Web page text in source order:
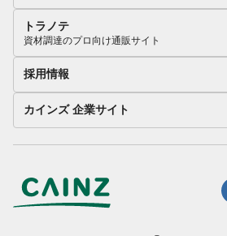
トラノテ
資材調達のプロ向け通販サイト
採用情報
カインズ 企業サイト